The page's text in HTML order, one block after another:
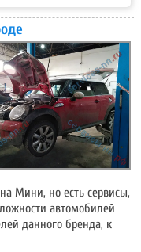
Мини, но есть сервисы,
автомобилей
данного бренда, к